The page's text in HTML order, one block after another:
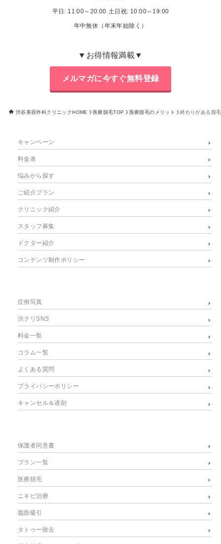
平日: 11:00～20:00 土日祝: 10:00～19:00
年中無休（年末年始除く）
▼お得情報満載▼
メルマガに今すぐ無料登録
渋谷美容外科クリニックHOME 医療脱毛TOP 医療脱毛のメリット 終わりがある脱
キャンペーン
料金表
悩みから探す
ご紹介プラン
クリニック紹介
スタッフ募集
ドクター紹介
コンテンツ制作ポリシー
症例写真
渋クリSNS
料金一覧
コラム一覧
よくある質問
プライバシーポリシー
キャンセル＆遅刻
保護者同意書
プラン一覧
医療脱毛
ニキビ治療
脂肪吸引
タトゥー除去